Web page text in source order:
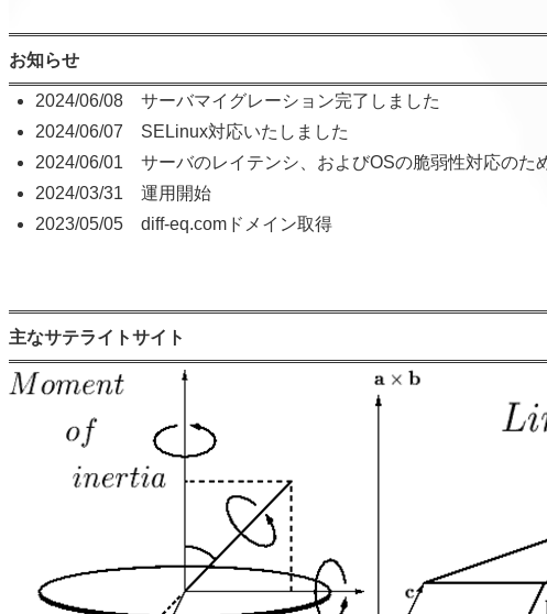
お知らせ
2024/06/08 サーバマイグレーション完了しました
2024/06/07 SELinux対応いたしました
2024/06/01 サーバのレイテンシ、およびOSの脆弱性対応のた
2024/03/31 運用開始
2023/05/05 diff-eq.comドメイン取得
主なサテライトサイト